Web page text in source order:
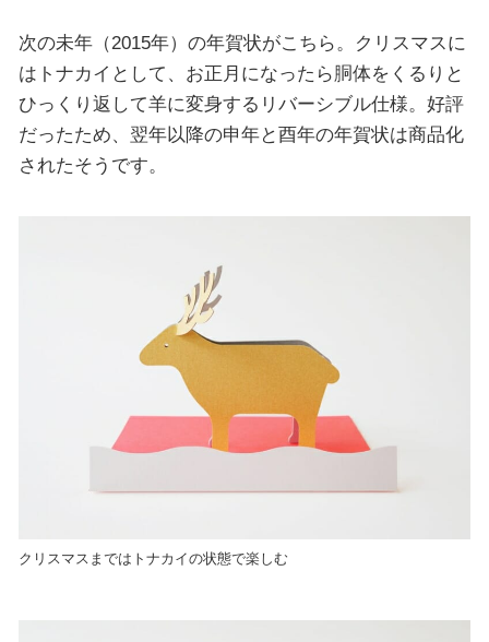
次の未年（2015年）の年賀状がこちら。クリスマスに
はトナカイとして、お正月になったら胴体をくるりと
ひっくり返して羊に変身するリバーシブル仕様。好評
だったため、翌年以降の申年と酉年の年賀状は商品化
されたそうです。
クリスマスまではトナカイの状態で楽しむ